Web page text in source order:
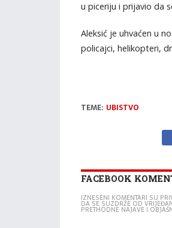
u piceriju i prijavio da
Aleksić je uhvaćen u
policajci, helikopteri,
TEME: UBISTVO
FACEBOOK
IZNESENI KOMENTARI SU
DA SE SUZDRŽE OD
PRETHODNE NAJAVE I